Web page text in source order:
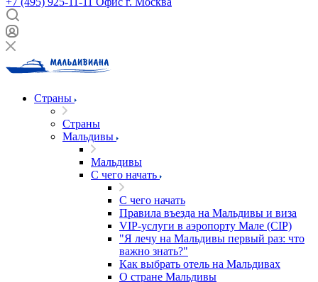
Страны
Страны
Мальдивы
Мальдивы
С чего начать
С чего начать
Правила въезда на Мальдивы и виза
VIP-услуги в аэропорту Мале (CIP)
"Я лечу на Мальдивы первый раз: что
важно знать?"
Как выбрать отель на Мальдивах
О стране Мальдивы